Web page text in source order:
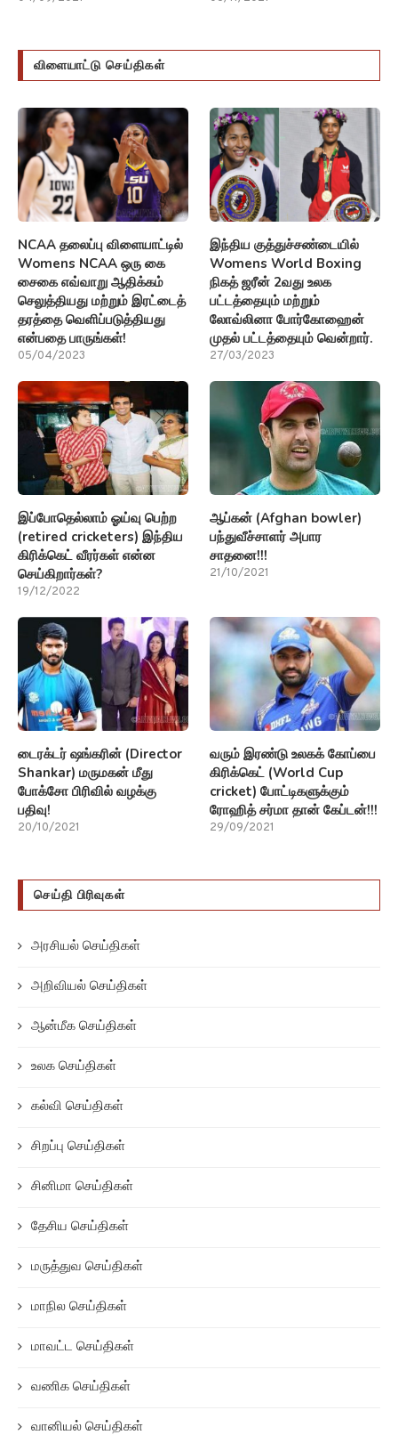
விளையாட்டு செய்திகள்
NCAA தலைப்பு விளையாட்டில்
Womens NCAA ஒரு கை
சைகை எவ்வாறு ஆதிக்கம்
செலுத்தியது மற்றும் இரட்டைத்
தரத்தை வெளிப்படுத்தியது
என்பதை பாருங்கள்!
05/04/2023
இந்திய குத்துச்சண்டையில்
Womens World Boxing
நிகத் ஜரீன் 2வது உலக
பட்டத்தையும் மற்றும்
லோவ்லினா போர்கோஹைன்
முதல் பட்டத்தையும் வென்றார்.
27/03/2023
இப்போதெல்லாம் ஓய்வு பெற்ற
(retired cricketers) இந்திய
கிரிக்கெட் வீரர்கள் என்ன
செய்கிறார்கள்?
19/12/2022
ஆப்கன் (Afghan bowler)
பந்துவீச்சாளர் அபார
சாதனை!!!
21/10/2021
டைரக்டர் ஷங்கரின் (Director
Shankar) மருமகன் மீது
போக்சோ பிரிவில் வழக்கு
பதிவு!
20/10/2021
வரும் இரண்டு உலகக் கோப்பை
கிரிக்கெட் (World Cup
cricket) போட்டிகளுக்கும்
ரோஹித் சர்மா தான் கேப்டன்!!!
29/09/2021
செய்தி பிரிவுகள்
அரசியல் செய்திகள்
அறிவியல் செய்திகள்
ஆன்மீக செய்திகள்
உலக செய்திகள்
கல்வி செய்திகள்
சிறப்பு செய்திகள்
சினிமா செய்திகள்
தேசிய செய்திகள்
மருத்துவ செய்திகள்
மாநில செய்திகள்
மாவட்ட செய்திகள்
வணிக செய்திகள்
வானியல் செய்திகள்